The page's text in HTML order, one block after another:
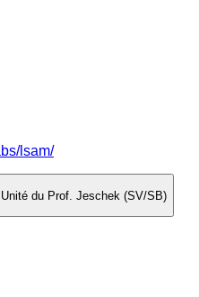
lsam/
Unité du Prof. Jeschek (SV/SB)